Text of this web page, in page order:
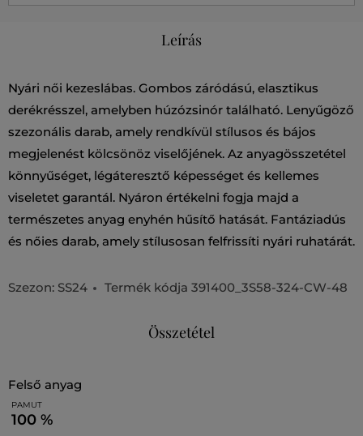
Leírás
Nyári női kezeslábas. Gombos záródású, elasztikus
derékrésszel, amelyben húzózsinór található. Lenyűgöző
szezonális darab, amely rendkívül stílusos és bájos
megjelenést kölcsönöz viselőjének. Az anyagösszetétel
könnyűséget, légáteresztő képességet és kellemes
viseletet garantál. Nyáron értékelni fogja majd a
természetes anyag enyhén hűsítő hatását. Fantáziadús
és nőies darab, amely stílusosan felfrissíti nyári ruhatárát.
Szezon: SS24 Termék kódja 391400_3S58-324-CW-48
Összetétel
felső anyag
PAMUT
100 %